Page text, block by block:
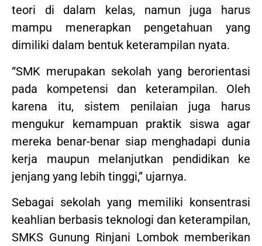
teori di dalam kelas, namun juga harus
mampu menerapkan pengetahuan yang
dimiliki dalam bentuk keterampilan nyata.
“SMK merupakan sekolah yang berorientasi
pada kompetensi dan keterampilan. Oleh
karena itu, sistem penilaian juga harus
mengukur kemampuan praktik siswa agar
mereka benar-benar siap menghadapi dunia
kerja maupun melanjutkan pendidikan ke
jenjang yang lebih tinggi,” ujarnya.
Sebagai sekolah yang memiliki konsentrasi
keahlian berbasis teknologi dan keterampilan,
SMKS Gunung Rinjani Lombok memberikan